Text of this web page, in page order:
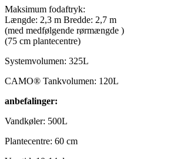
Maksimum fodaftryk:
Længde: 2,3 m Bredde: 2,7 m
(med medfølgende rørmængde )
(75 cm plantecentre)
Systemvolumen: 325L
CAMO® Tankvolumen: 120L
anbefalinger:
Vandkøler: 500L
Plantecentre: 60 cm